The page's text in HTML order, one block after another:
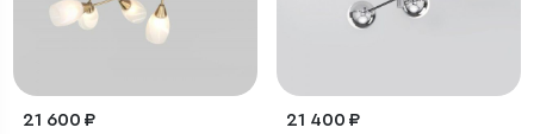
21 600 ₽ 21 400 ₽